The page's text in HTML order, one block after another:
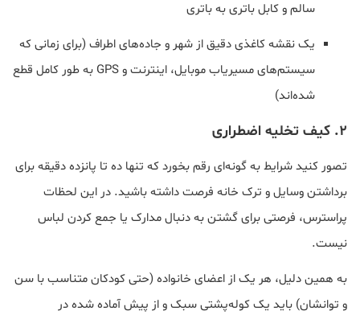
سالم و کابل باتری به باتری
یک نقشه کاغذی دقیق از شهر و جاده‌های اطراف (برای زمانی که
سیستم‌های مسیریاب موبایل، اینترنت و GPS به طور کامل قطع
شده‌اند)
۲. کیف تخلیه اضطراری
تصور کنید شرایط به گونه‌ای رقم بخورد که تنها ده تا پانزده دقیقه برای
برداشتن وسایل و ترک خانه فرصت داشته باشید. در این لحظات
پراسترس، فرصتی برای گشتن به دنبال مدارک یا جمع کردن لباس
نیست.
به همین دلیل، هر یک از اعضای خانواده (حتی کودکان متناسب با سن
و توانشان) باید یک کوله‌پشتی سبک و از پیش آماده شده در